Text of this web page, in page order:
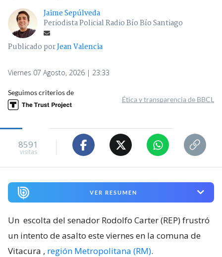
Jaime Sepúlveda
Periodista Policial Radio Bío Bío Santiago
Publicado porJean Valencia
Viernes 07 Agosto, 2026 | 23:33
Seguimos criterios de
Ética y transparencia de BBCL
8591
visitas
VER RESUMEN
Un escolta del senador Rodolfo Carter (REP) frustró
un intento de asalto este viernes en la comuna de
Vitacura , región Metropolitana (RM).